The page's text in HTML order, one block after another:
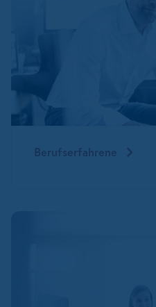
Berufserfahrene